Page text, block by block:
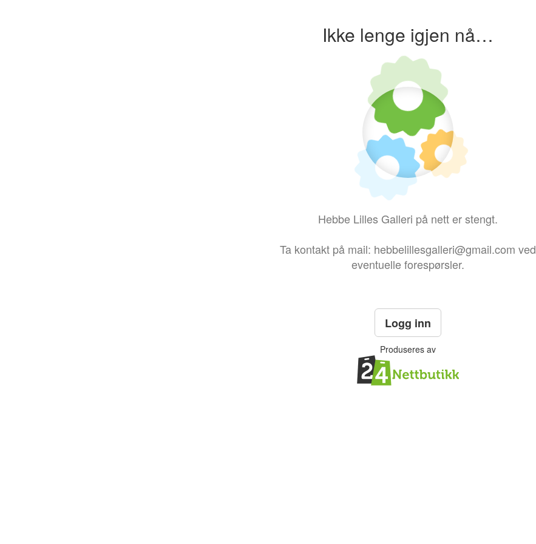
Ikke lenge igjen nå…
Hebbe Lilles Galleri på nett er stengt.
Ta kontakt på mail: hebbelillesgalleri@gmail.com ved
eventuelle forespørsler.
Logg inn
Produseres av